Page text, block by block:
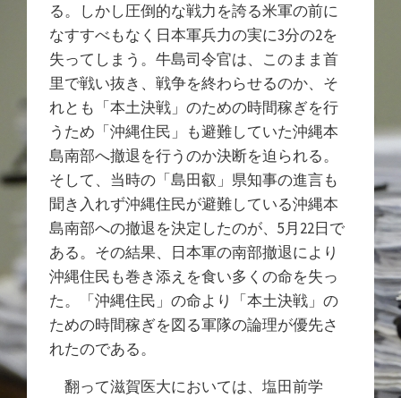
る。しかし圧倒的な戦力を誇る米軍の前に
なすすべもなく日本軍兵力の実に3分の2を
失ってしまう。牛島司令官は、このまま首
里で戦い抜き、戦争を終わらせるのか、そ
れとも「本土決戦」のための時間稼ぎを行
うため「沖縄住民」も避難していた沖縄本
島南部へ撤退を行うのか決断を迫られる。
そして、当時の「島田叡」県知事の進言も
聞き入れず沖縄住民が避難している沖縄本
島南部への撤退を決定したのが、5月22日で
ある。その結果、日本軍の南部撤退により
沖縄住民も巻き添えを食い多くの命を失っ
た。「沖縄住民」の命より「本土決戦」の
ための時間稼ぎを図る軍隊の論理が優先さ
れたのである。
翻って滋賀医大においては、塩田前学